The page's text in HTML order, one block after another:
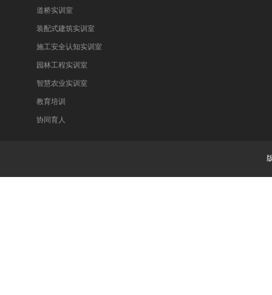
道桥实训室
装配式建筑实训室
施工安全认知实训室
园林工程实训室
智慧农业实训室
教育培训
协同育人